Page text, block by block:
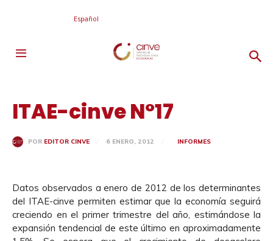
Español
ITAE-cinve N°17
POR EDITOR CINVE 6 ENERO, 2012 INFORMES
Datos observados a enero de 2012 de los determinantes
del ITAE-cinve permiten estimar que la economía seguirá
creciendo en el primer trimestre del año, estimándose la
expansión tendencial de este último en aproximadamente